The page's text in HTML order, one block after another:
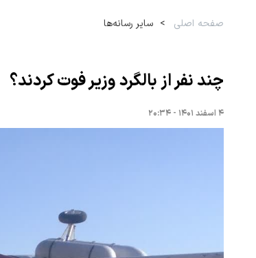
صفحه اصلی سایر رسانه‌ها
چند نفر از بالگرد وزیر فوت کردند؟
۴ اسفند ۱۴۰۱ - ۲۰:۳۴